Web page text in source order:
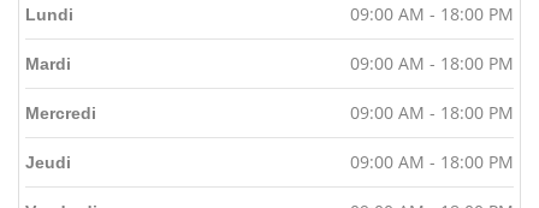
Lundi 09:00 AM - 18:00 PM
Mardi 09:00 AM - 18:00 PM
Mercredi 09:00 AM - 18:00 PM
Jeudi 09:00 AM - 18:00 PM